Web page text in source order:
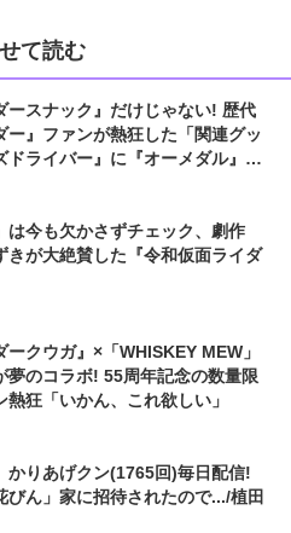
て読む
ースナック』だけじゃない! 歴代
ー』ファンが熱狂した「関連グッ
ドライバー』に『オーメダル』、
は今も欠かさずチェック、劇作
きが大絶賛した『令和仮面ライダ
ークウガ』×「WHISKEY MEW」
夢のコラボ! 55周年記念の数量限
熱狂「いかん、これ欲しい」
かりあげクン(1765回)毎日配信!
びん」家に招待されたので.../植田